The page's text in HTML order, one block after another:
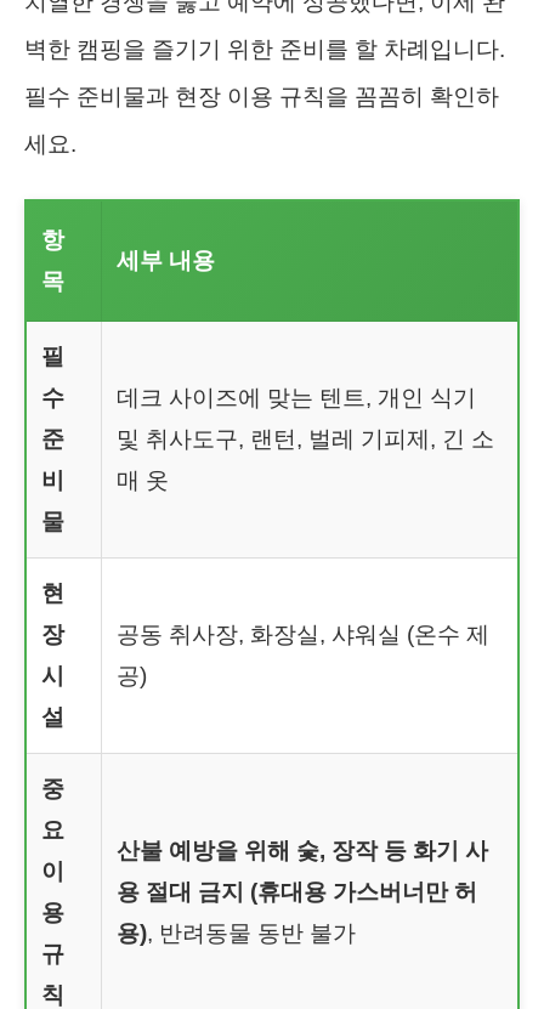
벽한 캠핑을 즐기기 위한 준비를 할 차례입니다.
필수 준비물과 현장 이용 규칙을 꼼꼼히 확인하
세요.
항
목
세부 내용
필
수
준
비
물
데크 사이즈에 맞는 텐트, 개인 식기
및 취사도구, 랜턴, 벌레 기피제, 긴 소
매 옷
현
장
시
설
공동 취사장, 화장실, 샤워실 (온수 제
공)
중
요
이
용
규
칙
산불 예방을 위해 숯, 장작 등 화기 사
용 절대 금지 (휴대용 가스버너만 허
용), 반려동물 동반 불가